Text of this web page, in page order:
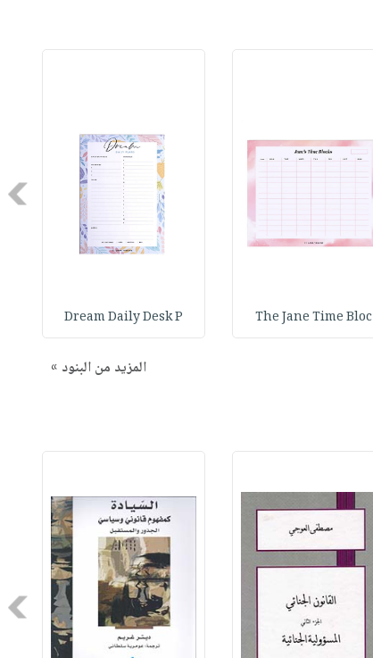
The Jane Time Bloc
Dream Daily Desk P
المزيد من البنود »